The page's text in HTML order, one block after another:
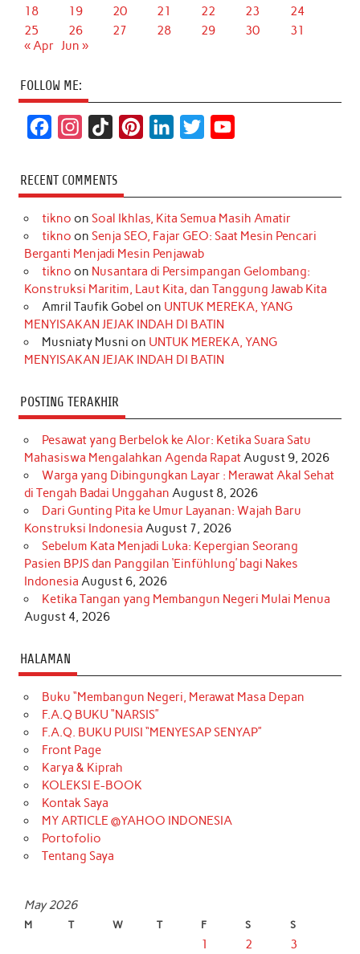
18
19 20 21 22 23
24
25
26 27 28 29 30
31
« Apr Jun »
FOLLOW ME:
c
e
b
o
k
s
t
a
r
a
m
k
T
o
k
t
e
r
e
s
t
k
e
d
I
n
t
t
r
T
u
e
RECENT COMMENTS
tikno on Soal Ikhlas, Kita Semua Masih Amatir
tikno on Senja SEO, Fajar GEO: Saat Mesin Pencari
Berganti Menjadi Mesin Penjawab
tikno on Nusantara di Persimpangan Gelombang:
Konstruksi Maritim, Laut Kita, dan Tanggung Jawab Kita
Amril Taufik Gobel on UNTUK MEREKA, YANG
MENYISAKAN JEJAK INDAH DI BATIN
Musniaty Musni on UNTUK MEREKA, YANG
MENYISAKAN JEJAK INDAH DI BATIN
POSTING TERAKHIR
Pesawat yang Berbelok ke Alor: Ketika Suara Satu
Mahasiswa Mengalahkan Agenda RapatAugust 9, 2026
Warga yang Dibingungkan Layar : Merawat Akal Sehat
di Tengah Badai Unggahan August 8, 2026
Dari Gunting Pita ke Umur Layanan: Wajah Baru
Konstruksi Indonesia August 7, 2026
Sebelum Kata Menjadi Luka: Kepergian Seorang
Pasien BPJS dan Panggilan ‘Einfühlung’ bagi Nakes
Indonesia August 6, 2026
Ketika Tangan yang Membangun Negeri Mulai Menua
August 4, 2026
HALAMAN
Buku “Membangun Negeri, Merawat Masa Depan
F.A.Q BUKU “NARSIS”
F.A.Q. BUKU PUISI “MENYESAP SENYAP”
Front Page
Karya & Kiprah
KOLEKSI E-BOOK
Kontak Saya
MY ARTICLE @YAHOO INDONESIA
Portofolio
Tentang Saya
May 2026
M T W T F S S
1 2 3